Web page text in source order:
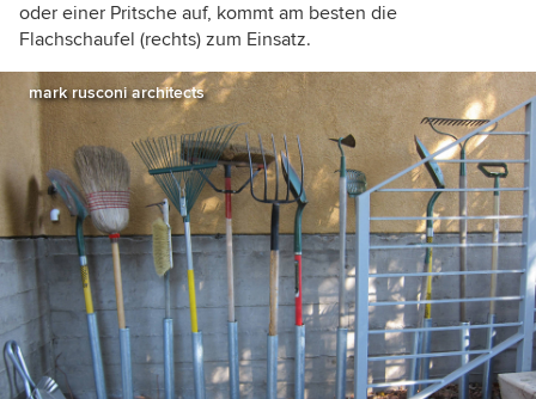
oder einer Pritsche auf, kommt am besten die
Flachschaufel (rechts) zum Einsatz.
mark rusconi architects